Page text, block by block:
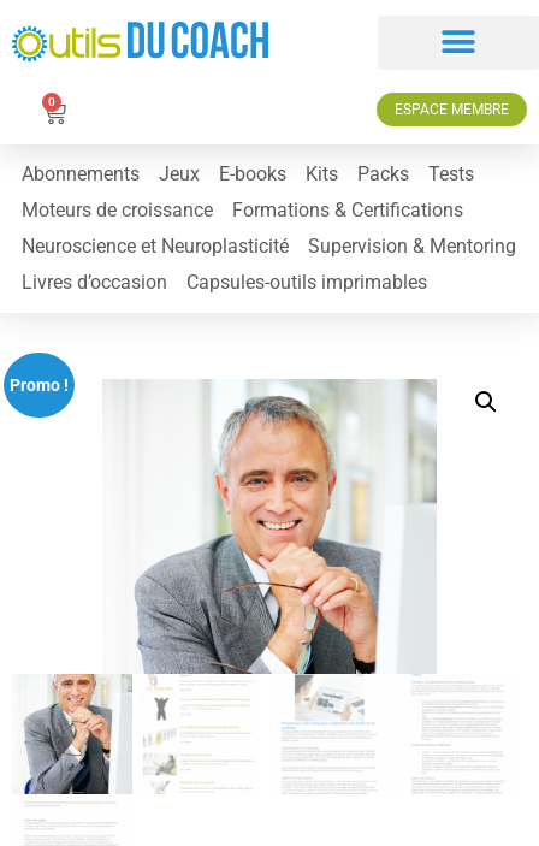
0 ESPACE MEMBRE
Abonnements Jeux E-books Kits Packs
Tests
Moteurs de croissance
Formations & Certifications
Neuroscience et Neuroplasticité
Supervision & Mentoring
Livres d’occasion
Capsules-outils imprimables
Promo !